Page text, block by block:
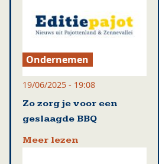
Ondernemen
19/06/2025 - 19:08
Zo zorg je voor een
geslaagde BBQ
Meer lezen